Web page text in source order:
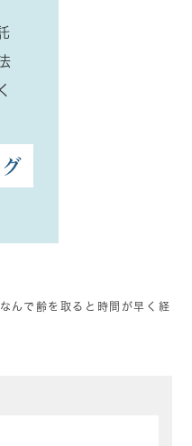
なんで齢を取ると時間が早く経